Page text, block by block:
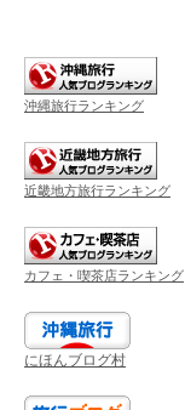
沖縄旅行ランキング
近畿地方旅行ランキング
カフェ・喫茶店ランキング
にほんブログ村